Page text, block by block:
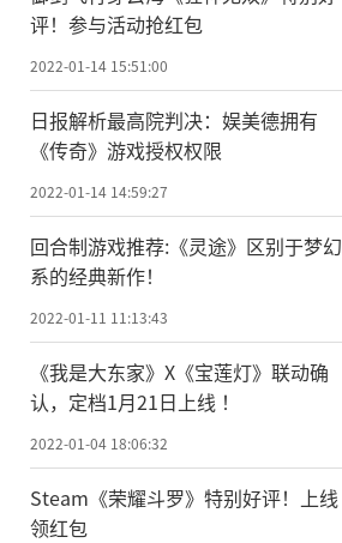
评！参与活动抢红包
2022-01-14 15:51:00
日报解析最高院判决：娱美德拥有
《传奇》游戏授权权限
2022-01-14 14:59:27
回合制游戏推荐:《灵途》区别于梦幻
系的经典新作！
2022-01-11 11:13:43
《我是大东家》X《宝莲灯》联动确
认，定档1月21日上线 ！
2022-01-04 18:06:32
Steam《荣耀斗罗》特别好评！上线
领红包